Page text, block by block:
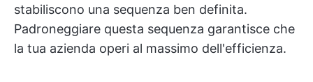
stabiliscono una sequenza ben definita.
Padroneggiare questa sequenza garantisce che
la tua azienda operi al massimo dell'efficienza.